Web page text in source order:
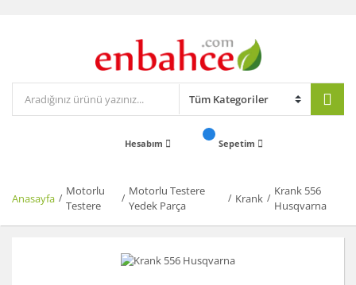
Hesabım Sepetim
Anasayfa
Motorlu
Testere
Motorlu Testere
Yedek Parça
Krank
Krank 556
Husqvarna